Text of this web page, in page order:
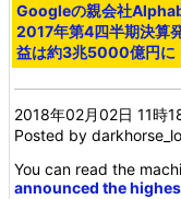
Googleの親会社
2017年第4四半期決算
益は約3兆5000億円に
2018年02月02日 11時
Posted by
You can read the
announced the